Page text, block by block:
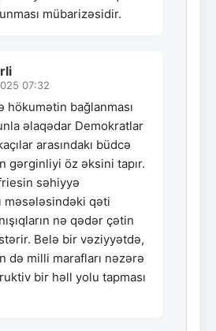
mübarizəsidir.
07:32
hökumətin bağlanması
əlaqədar Demokratlar
arasındakı büdcə
gərginliyi öz əksini tapır.
səhiyyə
məsələsindəki qəti
nə qədər çətin
Belə bir vəziyyətdə,
də milli marafları nəzərə
bir həll yolu tapması